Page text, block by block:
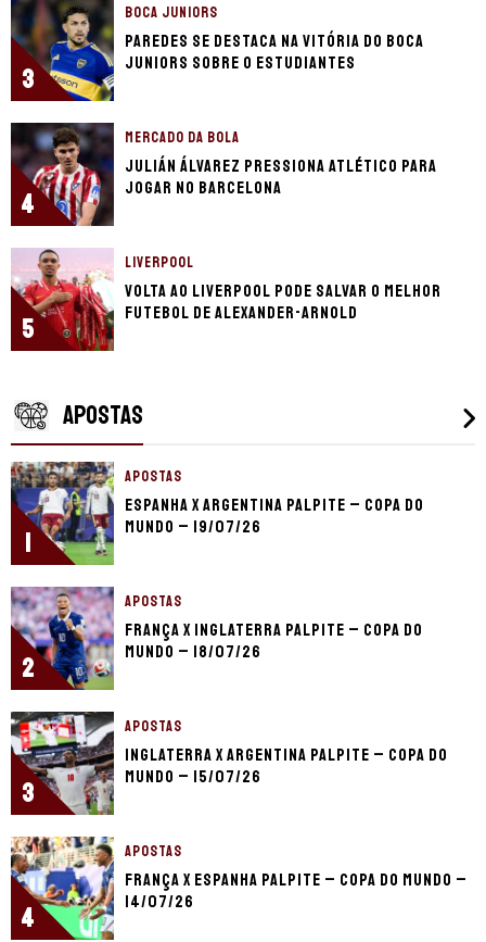
3
BOCA JUNIORS
Paredes se destaca na vitória do Boca
Juniors sobre o Estudiantes
4
MERCADO DA BOLA
Julián Álvarez pressiona Atlético para
jogar no Barcelona
5
LIVERPOOL
Volta ao Liverpool pode salvar o melhor
futebol de Alexander-Arnold
APOSTAS
1
APOSTAS
Espanha x Argentina palpite – Copa do
Mundo – 19/07/26
2
APOSTAS
França x Inglaterra palpite – Copa do
Mundo – 18/07/26
3
APOSTAS
Inglaterra x Argentina palpite – Copa do
Mundo – 15/07/26
4
APOSTAS
França x Espanha palpite – Copa do Mundo –
14/07/26